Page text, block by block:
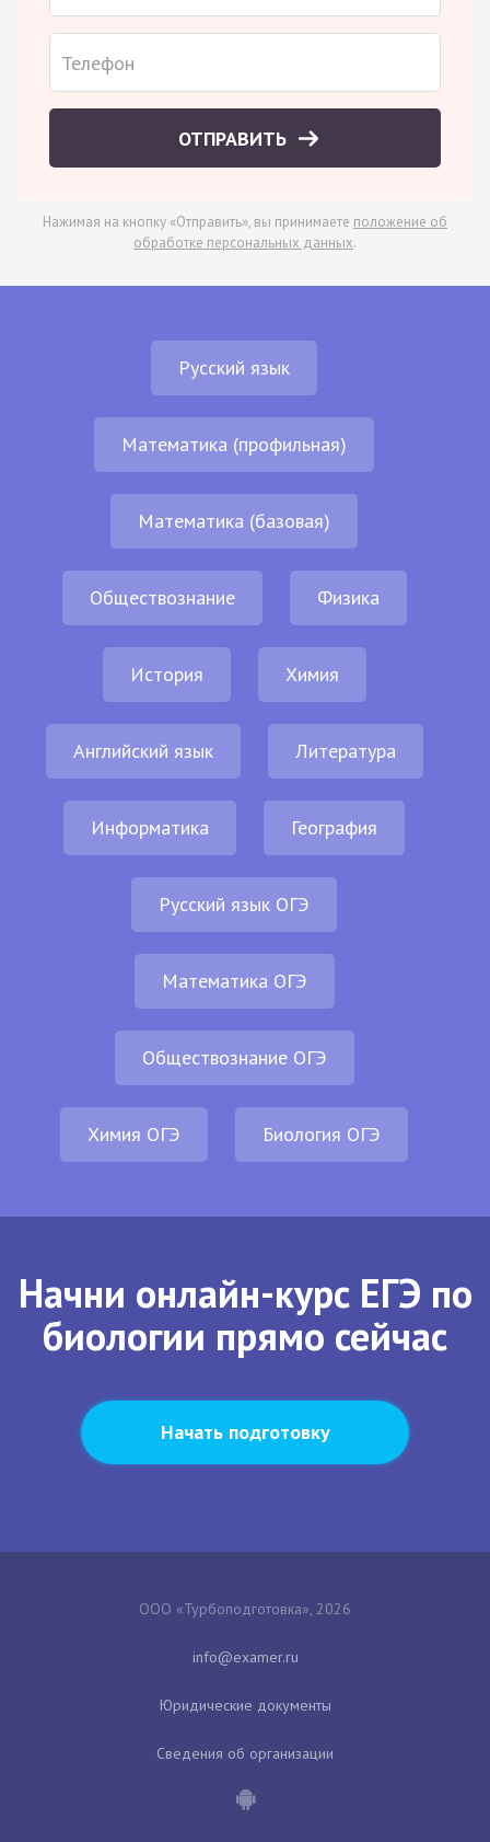
ОТПРАВИТЬ
Нажимая на кнопку «Отправить», вы принимаете положение об
обработке персональных данных.
Русский язык
Математика (профильная)
Математика (базовая)
Обществознание Физика
История Химия
Английский язык Литература
Информатика География
Русский язык ОГЭ
Математика ОГЭ
Обществознание ОГЭ
Химия ОГЭ Биология ОГЭ
Начни онлайн-курс ЕГЭ по
биологии прямо сейчас
Начать подготовку
ООО «Турбоподготовка», 2026
Юридические документы
Сведения об организации